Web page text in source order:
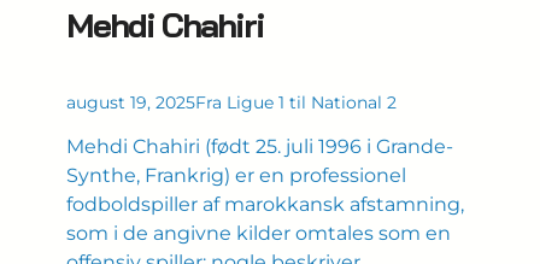
Mehdi Chahiri
august 19, 2025Fra Ligue 1 til National 2
Mehdi Chahiri (født 25. juli 1996 i Grande-
Synthe, Frankrig) er en professionel
fodboldspiller af marokkansk afstamning,
som i de angivne kilder omtales som en